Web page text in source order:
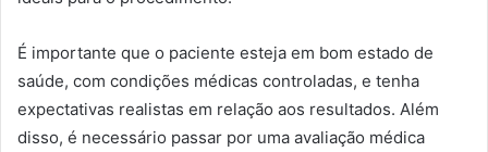
É importante que o paciente esteja em bom estado de
saúde, com condições médicas controladas, e tenha
expectativas realistas em relação aos resultados. Além
disso, é necessário passar por uma avaliação médica